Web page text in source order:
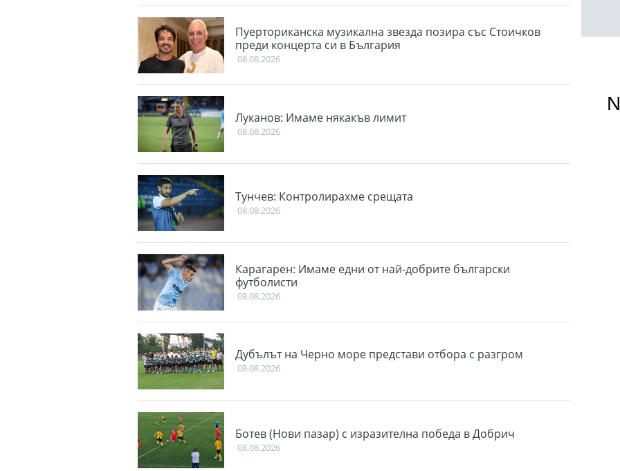
Пуерториканска музикална звезда позира със Стоичков
преди концерта си в България
08.08.2026
Луканов: Имаме някакъв лимит
08.08.2026
Тунчев: Контролирахме срещата
08.08.2026
Карагарен: Имаме едни от най-добрите български
футболисти
08.08.2026
Дубълът на Черно море представи отбора с разгром
08.08.2026
Ботев (Нови пазар) с изразителна победа в Добрич
08.08.2026